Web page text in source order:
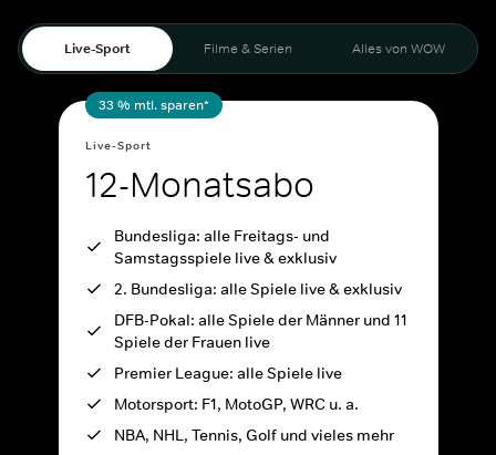
Live-Sport Filme & Serien Alles von WOW
33 % mtl. sparen*
Live-Sport
12-Monatsabo
Bundesliga: alle Freitags- und
Samstagsspiele live & exklusiv
2. Bundesliga: alle Spiele live & exklusiv
DFB-Pokal: alle Spiele der Männer und 11
Spiele der Frauen live
Premier League: alle Spiele live
Motorsport: F1, MotoGP, WRC u. a.
NBA, NHL, Tennis, Golf und vieles mehr